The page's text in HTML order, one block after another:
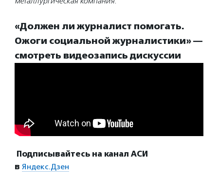
«Должен ли журналист помогать.
Ожоги социальной журналистики» —
смотреть видеозапись дискуссии
П одписывайтесь на канал АСИ
в Яндекс.Дзен